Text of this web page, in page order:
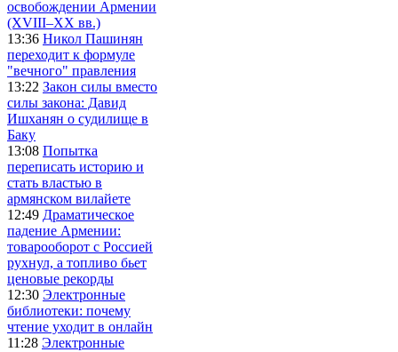
освобождении Армении
(XVIII–XX вв.)
13:36 Никол Пашинян
переходит к формуле
"вечного" правления
13:22 Закон силы вместо
силы закона: Давид
Ишханян о судилище в
Баку
13:08 Попытка
переписать историю и
стать властью в
армянском вилайете
12:49 Драматическое
падение Армении:
товарооборот с Россией
рухнул, а топливо бьет
ценовые рекорды
12:30 Электронные
библиотеки: почему
чтение уходит в онлайн
11:28 Электронные